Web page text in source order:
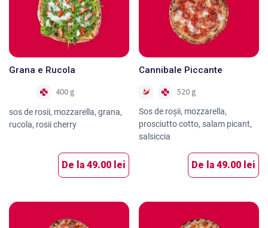
Grana e Rucola
400 g
sos de rosii, mozzarella, grana,
rucola, rosii cherry
De la 49.00 lei
Cannibale Piccante
520 g
Sos de roşii, mozzarella,
prosciutto cotto, salam picant,
salsiccia
De la 49.00 lei